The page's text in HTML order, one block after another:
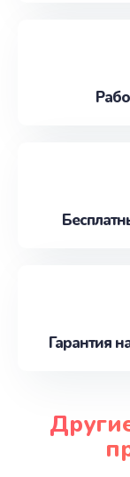
Гарантия